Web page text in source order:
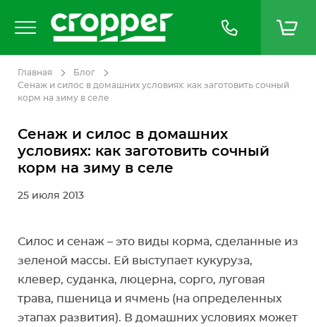
Главная
Блог
Сенаж и силос в домашних условиях: как заготовить сочный
корм на зиму в селе
Сенаж и силос в домашних
условиях: как заготовить сочный
корм на зиму в селе
25 июля 2013
Силос и сенаж – это виды корма, сделанные из
зеленой массы. Ей выступает кукуруза,
клевер, суданка, люцерна, сорго, луговая
трава, пшеница и ячмень (на определенных
этапах развития). В домашних условиях может